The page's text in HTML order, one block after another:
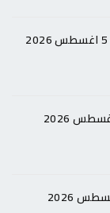
عروض بن داود مكة والمدينة 5 اغسطس 2026